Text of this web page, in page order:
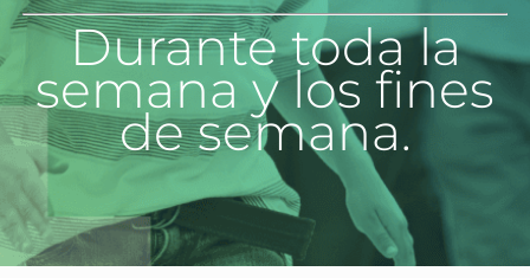
Durante toda la
semana y los fines
de semana.